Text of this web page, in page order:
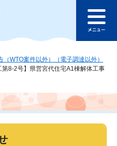
の本文へ
ュ
（WTO案件以外）（電子調達以外）
第8-2号】県営宮代住宅A1棟解体工事